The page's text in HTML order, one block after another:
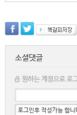
소셜댓글
원하는 계정으로 로